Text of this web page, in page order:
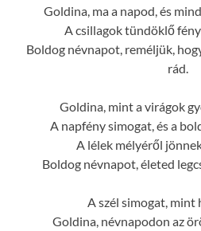
Goldina, ma a napod, és
A csillagok tündöklő
Boldog névnapot, reméljük,
rád.
Goldina, mint a virágok
A napfény simogat, és a
A lélek mélyéről
Boldog névnapot, életed
A szél simogat, mint
Goldina, névnapodon az